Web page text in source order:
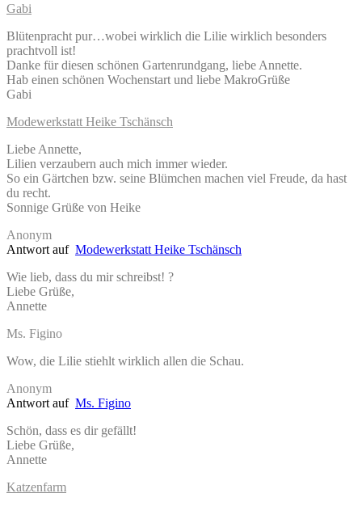
Gabi
Blütenpracht pur…wobei wirklich die Lilie wirklich besonders
prachtvoll ist!
Danke für diesen schönen Gartenrundgang, liebe Annette.
Hab einen schönen Wochenstart und liebe MakroGrüße
Gabi
Modewerkstatt Heike Tschänsch
Liebe Annette,
Lilien verzaubern auch mich immer wieder.
So ein Gärtchen bzw. seine Blümchen machen viel Freude, da hast
du recht.
Sonnige Grüße von Heike
Anonym
Antwort auf Modewerkstatt Heike Tschänsch
Wie lieb, dass du mir schreibst! ?
Liebe Grüße,
Annette
Ms. Figino
Wow, die Lilie stiehlt wirklich allen die Schau.
Anonym
Antwort auf Ms. Figino
Schön, dass es dir gefällt!
Liebe Grüße,
Annette
Katzenfarm